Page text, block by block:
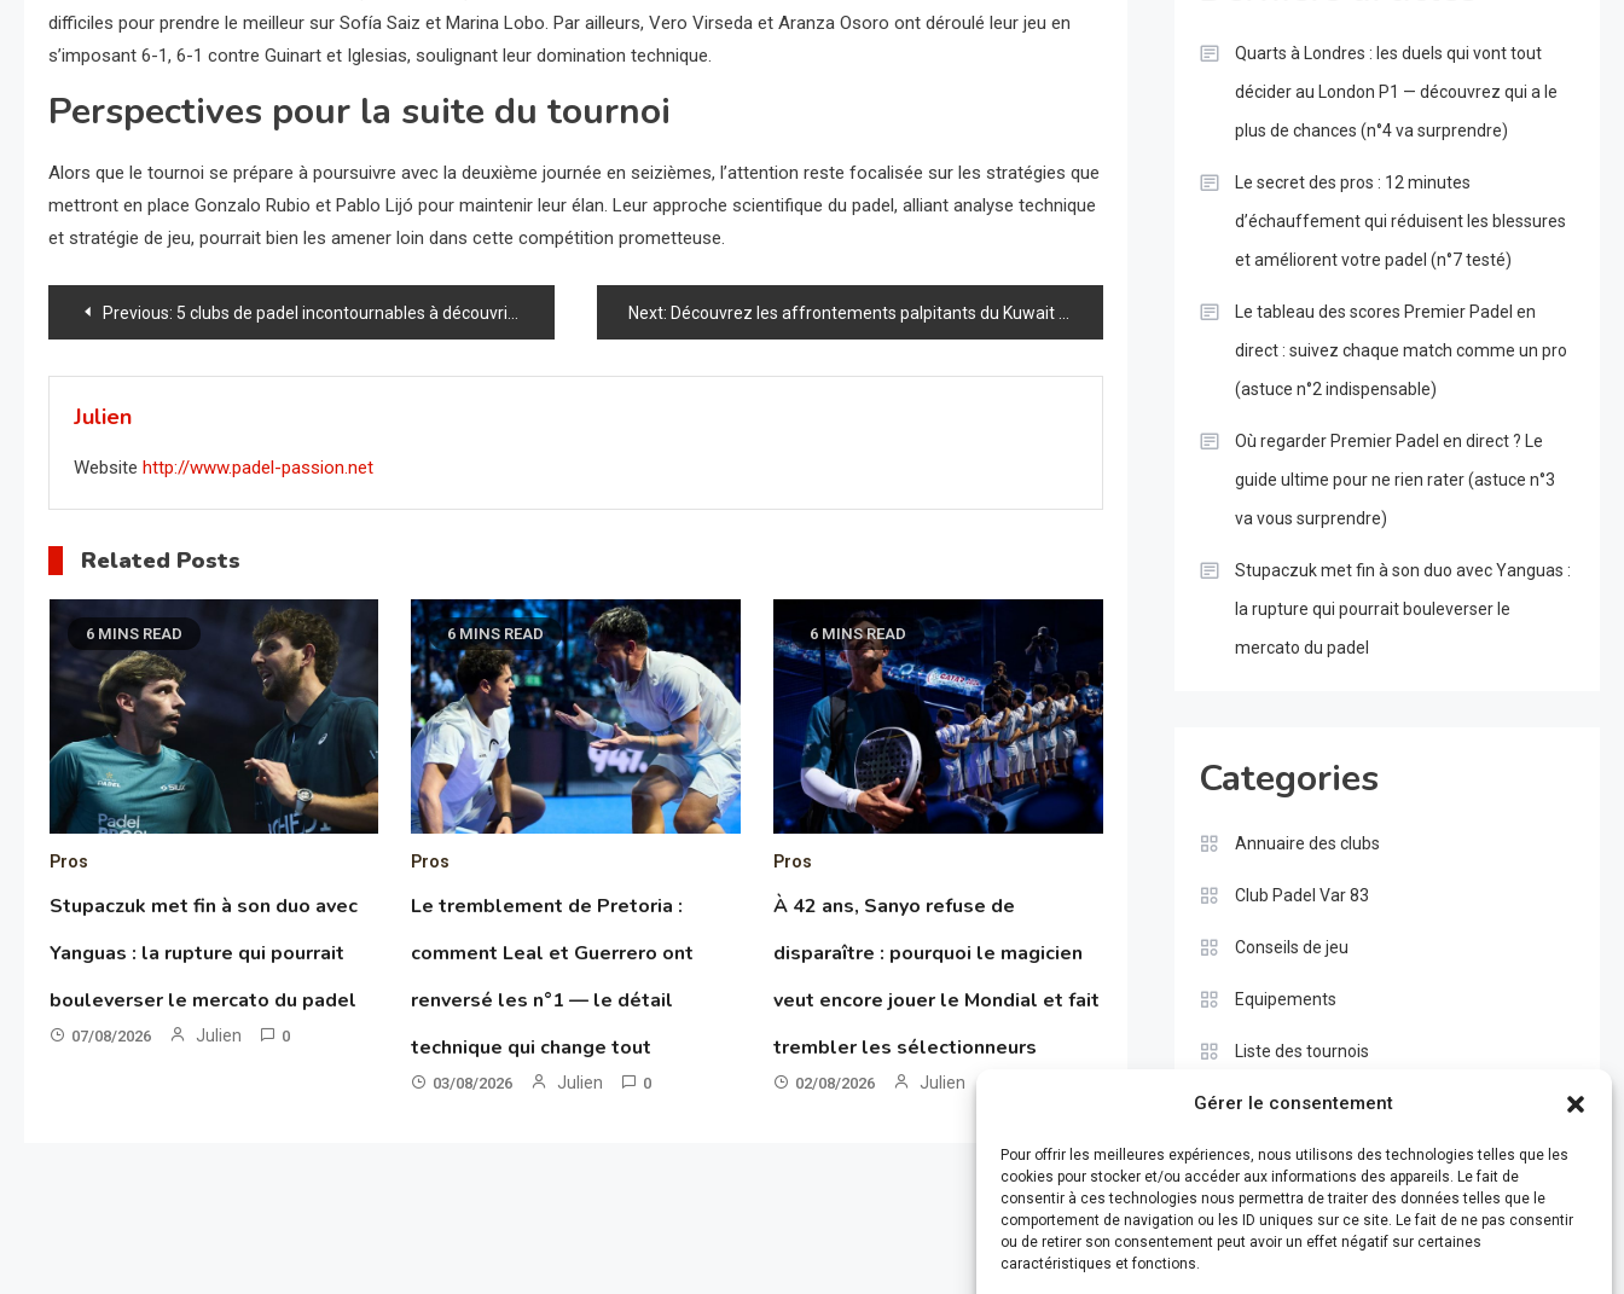
Gérer le consentement
Pour offrir les meilleures expériences, nous utilisons des technologies telles que les
cookies pour stocker et/ou accéder aux informations des appareils. Le fait de
consentir à ces technologies nous permettra de traiter des données telles que le
comportement de navigation ou les ID uniques sur ce site. Le fait de ne pas consentir
ou de retirer son consentement peut avoir un effet négatif sur certaines
caractéristiques et fonctions.
difficiles pour prendre le meilleur sur Sofía Saiz et Marina Lobo. Par ailleurs, Vero Virseda et Aranza Osoro ont déroulé leur jeu en
s’imposant 6-1, 6-1 contre Guinart et Iglesias, soulignant leur domination technique.
Perspectives pour la suite du tournoi
Alors que le tournoi se prépare à poursuivre avec la deuxième journée en seizièmes, l’attention reste focalisée sur les stratégies que
mettront en place Gonzalo Rubio et Pablo Lijó pour maintenir leur élan. Leur approche scientifique du padel, alliant analyse technique
et stratégie de jeu, pourrait bien les amener loin dans cette compétition prometteuse.
Navigation
de
l’article
Previous: 5 clubs de padel incontournables à découvrir en France pour 2024 Next: Découvrez les affrontements palpitants du Kuwait P1 : Quand les stars du padel s’affrontent dans des duels épiques !
Julien
Website http://www.padel-passion.net
Related Posts
6 MINS READ
Pros
Stupaczuk met fin à son duo avec
Yanguas : la rupture qui pourrait
bouleverser le mercato du padel
07/08/2026 Julien 0
6 MINS READ
Pros
Le tremblement de Pretoria :
comment Leal et Guerrero ont
renversé les n°1 — le détail
technique qui change tout
03/08/2026 Julien 0
6 MINS READ
Pros
À 42 ans, Sanyo refuse de
disparaître : pourquoi le magicien
veut encore jouer le Mondial et fait
trembler les sélectionneurs
02/08/2026 Julien
Quarts à Londres : les duels qui vont tout
décider au London P1 — découvrez qui a le
plus de chances (n°4 va surprendre)
Le secret des pros : 12 minutes
d’échauffement qui réduisent les blessures
et améliorent votre padel (n°7 testé)
Le tableau des scores Premier Padel en
direct : suivez chaque match comme un pro
(astuce n°2 indispensable)
Où regarder Premier Padel en direct ? Le
guide ultime pour ne rien rater (astuce n°3
va vous surprendre)
Stupaczuk met fin à son duo avec Yanguas :
la rupture qui pourrait bouleverser le
mercato du padel
Categories
Annuaire des clubs
Club Padel Var 83
Conseils de jeu
Equipements
Liste des tournois
Pros
Règle du padel
Test